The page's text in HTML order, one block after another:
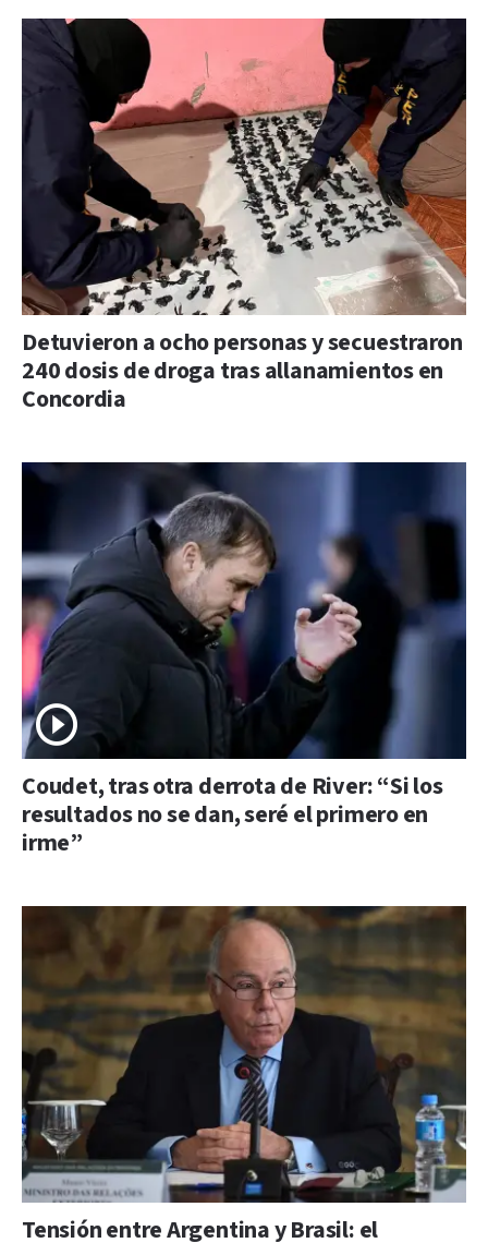
Detuvieron a ocho personas y secuestraron
240 dosis de droga tras allanamientos en
Concordia
Coudet, tras otra derrota de River: “Si los
resultados no se dan, seré el primero en
irme”
Tensión entre Argentina y Brasil: el